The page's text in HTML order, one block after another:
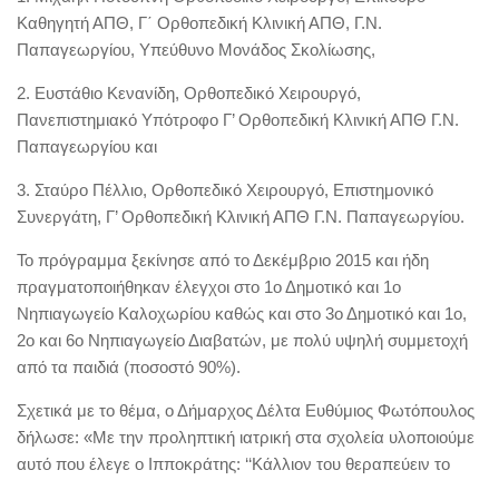
Καθηγητή ΑΠΘ, Γ΄ Ορθοπεδική Κλινική ΑΠΘ, Γ.Ν.
Παπαγεωργίου, Υπεύθυνο Μονάδος Σκολίωσης,
2. Ευστάθιο Κενανίδη, Ορθοπεδικό Χειρουργό,
Πανεπιστημιακό Υπότροφο Γ’ Ορθοπεδική Κλινική ΑΠΘ Γ.Ν.
Παπαγεωργίου και
3. Σταύρο Πέλλιο, Ορθοπεδικό Χειρουργό, Επιστημονικό
Συνεργάτη, Γ’ Ορθοπεδική Κλινική ΑΠΘ Γ.Ν. Παπαγεωργίου.
Το πρόγραμμα ξεκίνησε από το Δεκέμβριο 2015 και ήδη
πραγματοποιήθηκαν έλεγχοι στο 1ο Δημοτικό και 1ο
Νηπιαγωγείο Καλοχωρίου καθώς και στο 3ο Δημοτικό και 1ο,
2ο και 6ο Νηπιαγωγείο Διαβατών, με πολύ υψηλή συμμετοχή
από τα παιδιά (ποσοστό 90%).
Σχετικά με το θέμα, ο Δήμαρχος Δέλτα Ευθύμιος Φωτόπουλος
δήλωσε: «Με την προληπτική ιατρική στα σχολεία υλοποιούμε
αυτό που έλεγε ο Ιπποκράτης: ‘‘Κάλλιον του θεραπεύειν το